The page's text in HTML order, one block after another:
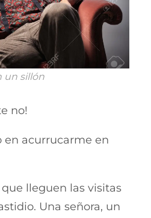
un sillón
no!
en acurrucarme en
lleguen las visitas
Una señora, un